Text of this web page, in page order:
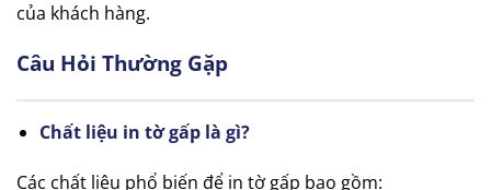
của khách hàng.
Câu Hỏi Thường Gặp
Chất liệu in tờ gấp là gì?
Các chất liệu phổ biến để in tờ gấp bao gồm: